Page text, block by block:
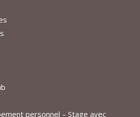
personnel – Stage avec